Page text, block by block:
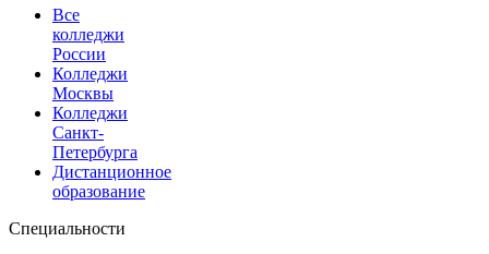
Все
колледжи
России
Колледжи
Москвы
Колледжи
Санкт-
Петербурга
Дистанционное
образование
Специальности